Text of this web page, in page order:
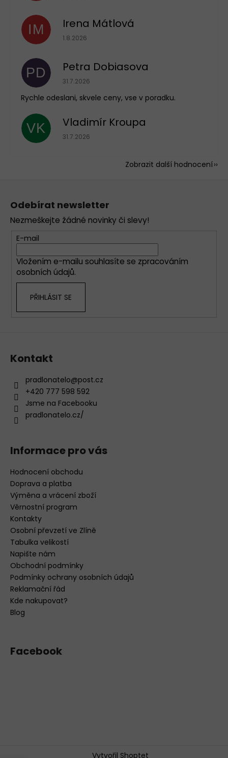
IM Irena Mátlová
Hodnocení obchodu je 5 z 5 hvězdiček.
1.8.2026
PD Petra Dobiasova
Hodnocení obchodu je 5 z 5 hvězdiček.
31.7.2026
Rychle odeslani, skvele ceny, vse v poradku.
VK Vladimír Kroupa
Hodnocení obchodu je 5 z 5 hvězdiček.
31.7.2026
Zobrazit další hodnocení
Odebírat newsletter
Nezmeškejte žádné novinky či slevy!
E-mail
Vložením e-mailu souhlasíte se zpracováním
osobních údajů.
PŘIHLÁSIT SE
Kontakt
pradlonatelo@post.cz
+420 777 598 592
Jsme na Facebooku
pradlonatelo.cz/
Informace pro vás
Hodnocení obchodu
Doprava a platba
Výměna a vrácení zboží
Věrnostní program
Kontakty
Osobní převzetí ve Zlíně
Tabulka velikostí
Napište nám
Obchodní podmínky
Podmínky ochrany osobních údajů
Reklamační řád
Kde nakupovat?
Blog
Facebook
Vytvořil Shoptet